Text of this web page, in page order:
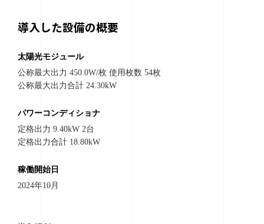
導入した設備の概要
太陽光モジュール
公称最大出力 450.0W/枚 使用枚数 54枚
公称最大出力合計 24.30kW
パワーコンディショナ
定格出力 9.40kW 2台
定格出力合計 18.80kW
稼働開始日
2024年10月